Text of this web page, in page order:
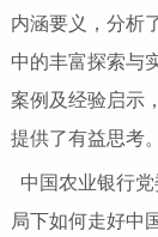
内涵要义，分析
中的丰富探索与
案例及经验启示
提供了有益思考。
中国农业银行
局下如何走好中